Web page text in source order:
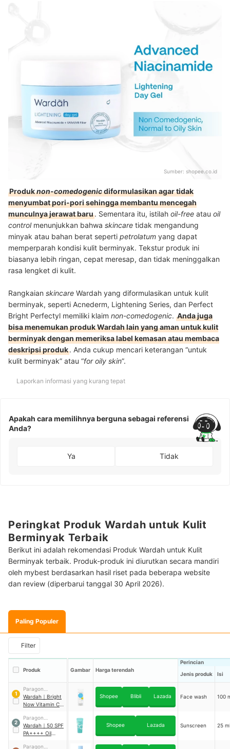
Sumber: shopee.co.id
Produknon-comedogenicdiformulasikan agar tidak
menyumbat pori-pori sehingga membantu mencegah
munculnya jerawat baru. Sementara itu, istilah oil-free atau oil
control menunjukkan bahwa skincare tidak mengandung
minyak atau bahan berat seperti petrolatum yang dapat
memperparah kondisi kulit berminyak. Tekstur produk ini
biasanya lebih ringan, cepat meresap, dan tidak meninggalkan
rasa lengket di kulit.
Rangkaian skincare Wardah yang diformulasikan untuk kulit
berminyak, seperti Acnederm, Lightening Series, dan Perfect
Bright Perfectyl memiliki klaim non-comedogenic. Anda juga
bisa menemukan produk Wardah lain yang aman untuk kulit
berminyak dengan memeriksa label kemasan atau membaca
deskripsi produk. Anda cukup mencari keterangan “untuk
kulit berminyak” atau “for oily skin”.
Laporkan informasi yang kurang tepat
Apakah cara memilihnya berguna sebagai referensi
Anda?
Ya Tidak
Peringkat Produk Wardah untuk Kulit
Berminyak Terbaik
Berikut ini adalah rekomendasi Produk Wardah untuk Kulit
Berminyak terbaik. Produk-produk ini diurutkan secara mandiri
oleh mybest berdasarkan hasil riset pada beberapa website
dan review (diperbarui tanggal 30 April 2026).
Paling Populer
Filter
Produk Gambar Harga terendah
Perincian
Jenis produk
Isi
1
Paragon
Technology and
Innovation
Wardah ｜ Bright
Now Vitamin C
Ctrl Facial Foam
Shopee Blibli Lazada Face wash 100
2
Paragon
Technology and
Innovation
Wardah ｜ 50 SPF
PA++++ Oil
Shopee Lazada Sunscreen 25 ml
Paragon